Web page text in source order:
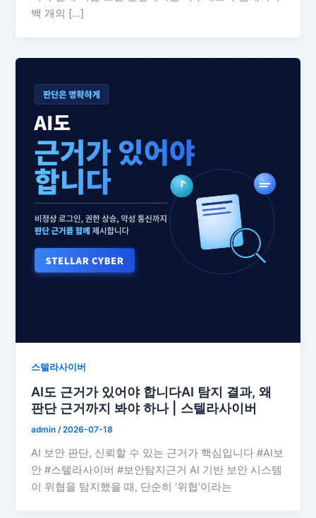
백 개의 […]
스텔라사이버
AI도 근거가 있어야 합니다AI 탐지 결과, 왜
판단 근거까지 봐야 하나 | 스텔라사이버
admin/2026-07-18
AI 보안 판단, 신뢰할 수 있는 근거가 핵심입니다 #AI보
안 #스텔라사이버 #보안탐지근거 AI 기반 보안 시스템
이 위협을 탐지했을 때, 단순히 ‘위협’이라는